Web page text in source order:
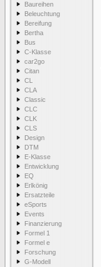
Baureihen
Beleuchtung
Bereifung
Bertha
Bus
C-Klasse
car2go
Citan
CL
CLA
Classic
CLC
CLK
CLS
Design
DTM
E-Klasse
Entwicklung
EQ
Erlkönig
Ersatzteile
eSports
Events
Finanzierung
Formel 1
Formel e
Forschung
G-Modell